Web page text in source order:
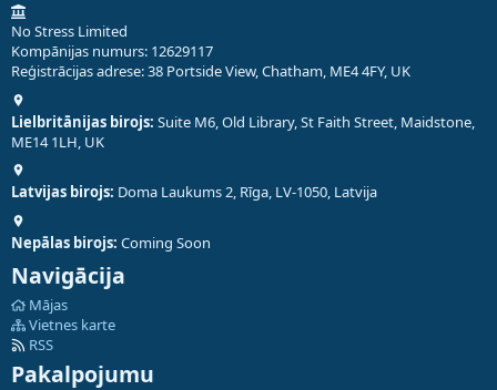
No Stress Limited
Kompānijas numurs: 12629117
Reģistrācijas adrese: 38 Portside View, Chatham, ME4 4FY, UK
Lielbritānijas birojs: Suite M6, Old Library, St Faith Street, Maidstone,
ME14 1LH, UK
Latvijas birojs: Doma Laukums 2, Rīga, LV-1050, Latvija
Nepālas birojs: Coming Soon
Navigācija
Mājas
Vietnes karte
RSS
Pakalpojumu